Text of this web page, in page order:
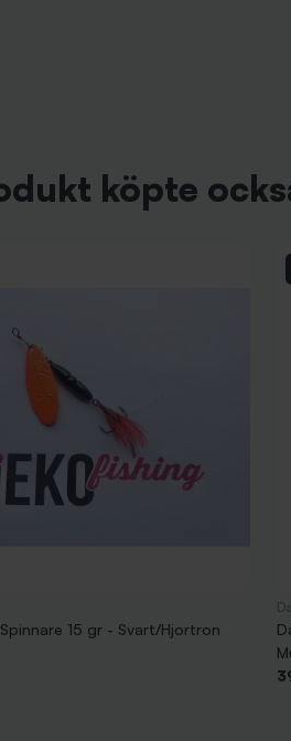
köpte
15 gr - Svart/Hjortron